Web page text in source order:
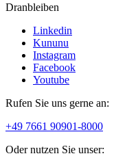
Dranbleiben
Linkedin
Kununu
Instagram
Facebook
Youtube
Rufen Sie uns gerne an:
+49 7661 90901-8000
Oder nutzen Sie unser: